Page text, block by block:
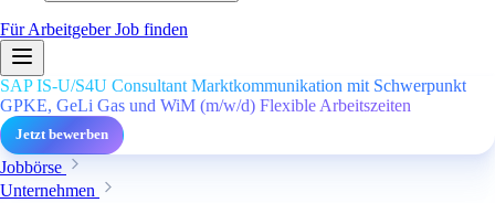
Für ArbeitgeberJob finden
SAP IS-U/S4U Consultant Marktkommunikation mit Schwerpunkt
GPKE, GeLi Gas und WiM (m/w/d) Flexible Arbeitszeiten
Jetzt bewerben
Jobbörse
Unternehmen